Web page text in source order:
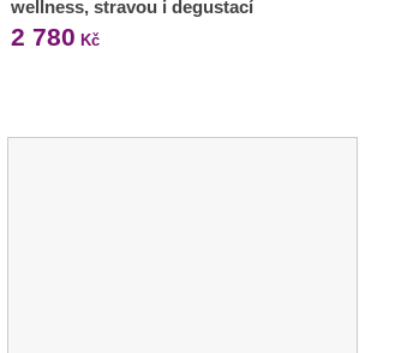
wellness, stravou i degustací
2 780 Kč